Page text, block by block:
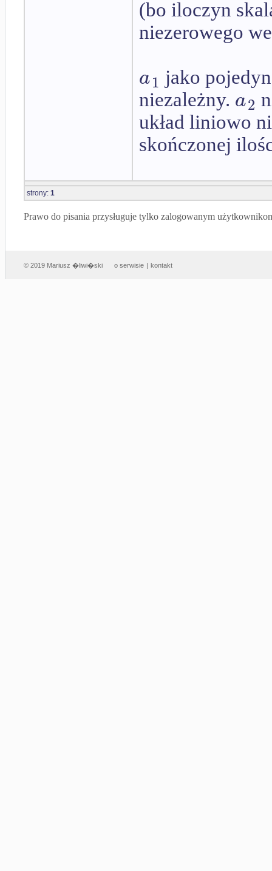
(bo iloczyn
niezerowego
a1 jako
niezależny. a2
układ liniowo
skończonej
strony: 1
Prawo do pisania przysługuje tylko zalogowanym
© 2019 Mariusz �liwi�ski o serwisie | kontakt